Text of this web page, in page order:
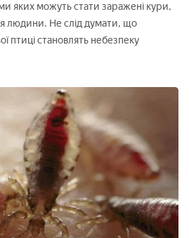
яких можуть стати заражені кури,
людини. Не слід думати, що
птиці становлять небезпеку